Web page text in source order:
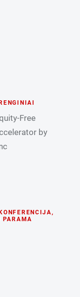
RENGINIAI
Free
by
KONFERENCIJA,
PARAMA